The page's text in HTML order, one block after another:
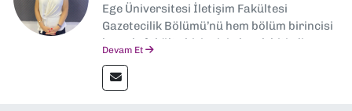
Ege Üniversitesi İletişim Fakültesi
Gazetecilik Bölümü’nü hem bölüm birincisi
hem de fakülte birincisi olarak bitirdim.
İletişim” üzerine yüksek lisans eğitimimi
tamamladım. Halen aynı anabilim dalında
Devam Et